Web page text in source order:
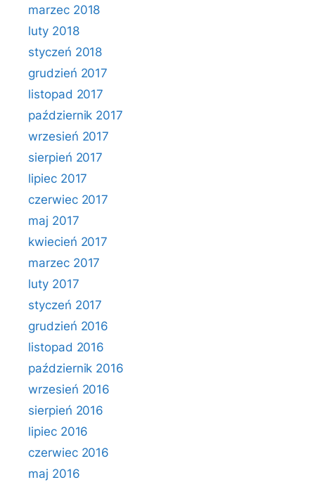
marzec 2018
luty 2018
styczeń 2018
grudzień 2017
listopad 2017
październik 2017
wrzesień 2017
sierpień 2017
lipiec 2017
czerwiec 2017
maj 2017
kwiecień 2017
marzec 2017
luty 2017
styczeń 2017
grudzień 2016
listopad 2016
październik 2016
wrzesień 2016
sierpień 2016
lipiec 2016
czerwiec 2016
maj 2016